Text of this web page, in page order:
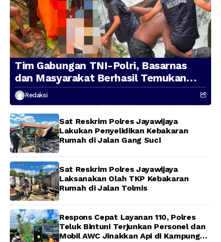
Tim Gabungan TNI-Polri, Basarnas
dan Masyarakat Berhasil Temukan
Presenter TVRI Papua Barat yang
Hilang di Sungai Memti
Redaksi
Sat Reskrim Polres Jayawijaya
Lakukan Penyelidikan Kebakaran
Rumah di Jalan Gang Suci
Sat Reskrim Polres Jayawijaya
Laksanakan Olah TKP Kebakaran
Rumah di Jalan Tolmis
Respons Cepat Layanan 110, Polres
Teluk Bintuni Terjunkan Personel dan
Mobil AWC Jinakkan Api di Kampung